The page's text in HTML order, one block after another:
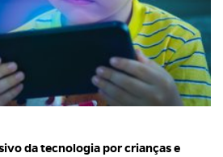
da tecnologia por crianças e